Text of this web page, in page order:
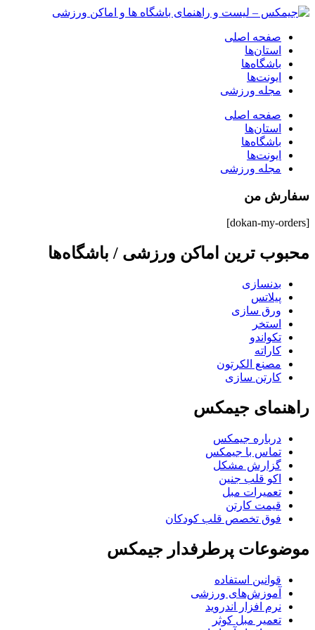
صفحه اصلی
استان‌ها
باشگاه‌ها
ایونت‌ها
مجله ورزشی
صفحه اصلی
استان‌ها
باشگاه‌ها
ایونت‌ها
مجله ورزشی
سفارش من
[dokan-my-orders]
محبوب ترین اماکن ورزشی / باشگاه‌ها
بدنسازی
پیلاتس
ورق سازی
استخر
تکواندو
کاراته
مصنع الکرتون
کارتن سازی
راهنمای جیمکس
درباره جیمکس
تماس با جیمکس
گزارش مشکل
اکو قلب جنین
تعمیرات مبل
قیمت کارتن
فوق تخصص قلب کودکان
موضوعات پرطرفدار جیمکس
قوانین استفاده
آموزش‌های ورزشی
نرم افزار اندروید
تعمیر مبل کوثر